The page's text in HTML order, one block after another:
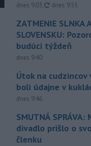
dnes 9:03, aktualizované
dnes 9:55
ZATMENIE SLNKA
SLOVENSKU:
budúci týždeň
dnes 9:40
Útok na
boli údajne v
dnes 9:46
SMUTNÁ
divadlo prišlo o
členku